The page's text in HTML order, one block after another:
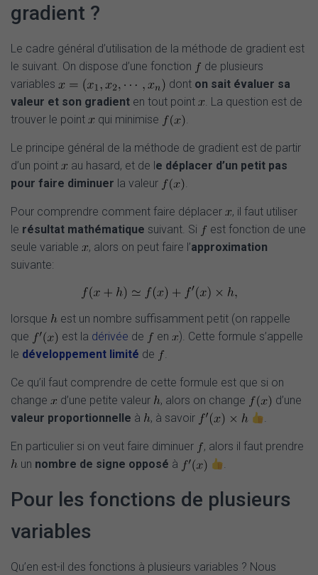
gradient ?
Le cadre général d’utilisation de la méthode de gradient est
le suivant. On dispose d’une fonction
de plusieurs
variables
dont on sait évaluer sa
valeur et son gradient en tout point
. La question est de
trouver le point
qui minimise .
Le principe général de la méthode de gradient est de partir
d’un point
au hasard, et de le déplacer d’un petit pas
pour faire diminuer la valeur .
Pour comprendre comment faire déplacer
, il faut utiliser
le résultat mathématique suivant. Si
est fonction de une
seule variable
, alors on peut faire l’approximation
suivante:
lorsque
est un nombre suffisamment petit (on rappelle
que
est la dérivée de en
). Cette formule s’appelle
le développement limité de .
Ce qu’il faut comprendre de cette formule est que si on
change
d’une petite valeur , alors on change
d’une
valeur proportionnelle à , à savoir .
En particulier si on veut faire diminuer
, alors il faut prendre
un nombre de signe opposé à .
Pour les fonctions de plusieurs
variables
Qu’en est-il des fonctions à plusieurs variables ? Nous